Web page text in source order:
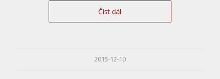
Číst dál
2015-12-10